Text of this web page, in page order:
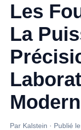
Les
La
Par Kalstein · Publié